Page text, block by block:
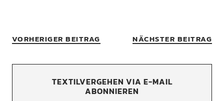
VORHERIGER BEITRAG NÄCHSTER BEITRAG
TEXTILVERGEHEN VIA E-MAIL
ABONNIEREN